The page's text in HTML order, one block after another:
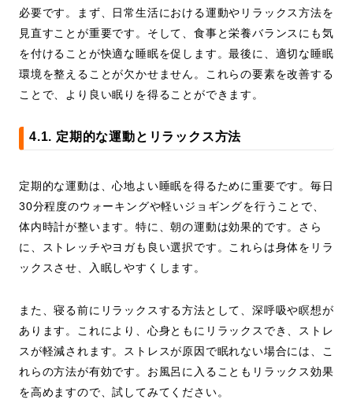
必要です。まず、日常生活における運動やリラックス方法を
見直すことが重要です。そして、食事と栄養バランスにも気
を付けることが快適な睡眠を促します。最後に、適切な睡眠
環境を整えることが欠かせません。これらの要素を改善する
ことで、より良い眠りを得ることができます。
4.1. 定期的な運動とリラックス方法
定期的な運動は、心地よい睡眠を得るために重要です。毎日
30分程度のウォーキングや軽いジョギングを行うことで、
体内時計が整います。特に、朝の運動は効果的です。さら
に、ストレッチやヨガも良い選択です。これらは身体をリラ
ックスさせ、入眠しやすくします。
また、寝る前にリラックスする方法として、深呼吸や瞑想が
あります。これにより、心身ともにリラックスでき、ストレ
スが軽減されます。ストレスが原因で眠れない場合には、こ
れらの方法が有効です。お風呂に入ることもリラックス効果
を高めますので、試してみてください。